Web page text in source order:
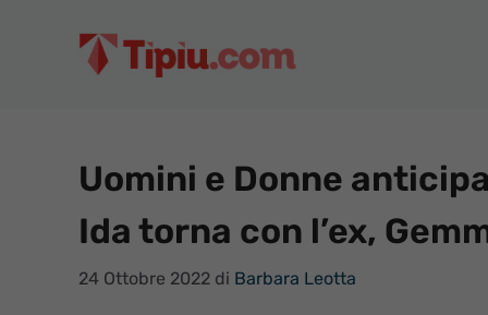
Uomini e Donne
Ida torna con l’ex,
24 Ottobre 2022 di Barbara Leotta